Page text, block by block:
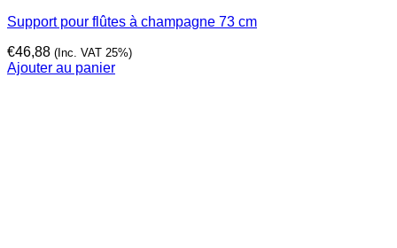
Support pour flûtes à champagne 73 cm
€46,88 (Inc. VAT 25%)
Ajouter au panier